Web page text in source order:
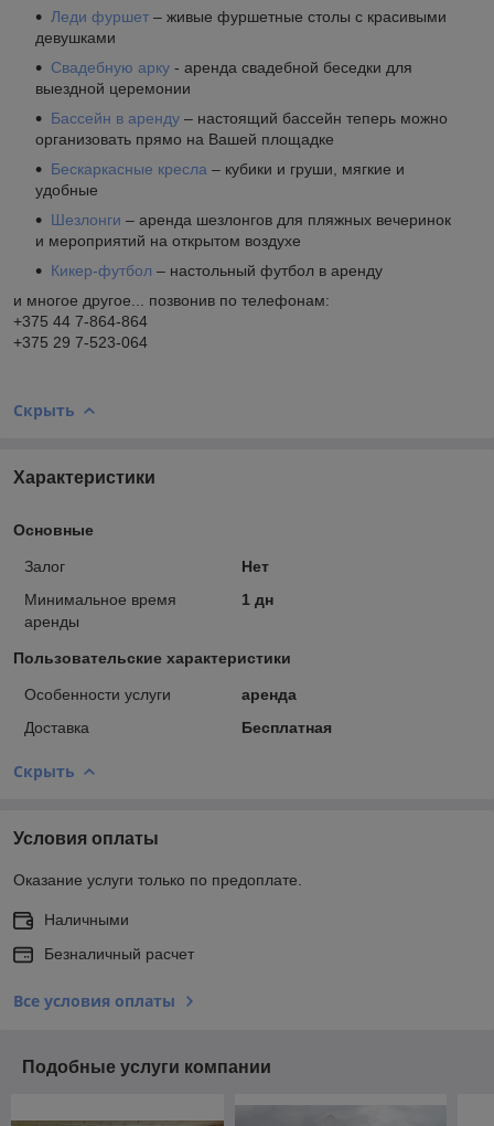
Леди фуршет – живые фуршетные столы с красивыми
девушками
Свадебную арку - аренда свадебной беседки для
выездной церемонии
Бассейн в аренду – настоящий бассейн теперь можно
организовать прямо на Вашей площадке
Бескаркасные кресла – кубики и груши, мягкие и
удобные
Шезлонги – аренда шезлонгов для пляжных вечеринок
и мероприятий на открытом воздухе
Кикер-футбол – настольный футбол в аренду
и многое другое... позвонив по телефонам:
+375 44 7-864-864
+375 29 7-523-064
Скрыть
Характеристики
Основные
Залог
Нет
Минимальное время
аренды
1 дн
Пользовательские характеристики
Особенности услуги
аренда
Доставка
Бесплатная
Скрыть
Условия оплаты
Оказание услуги только по предоплате.
Наличными
Безналичный расчет
Все условия оплаты
Подобные услуги компании